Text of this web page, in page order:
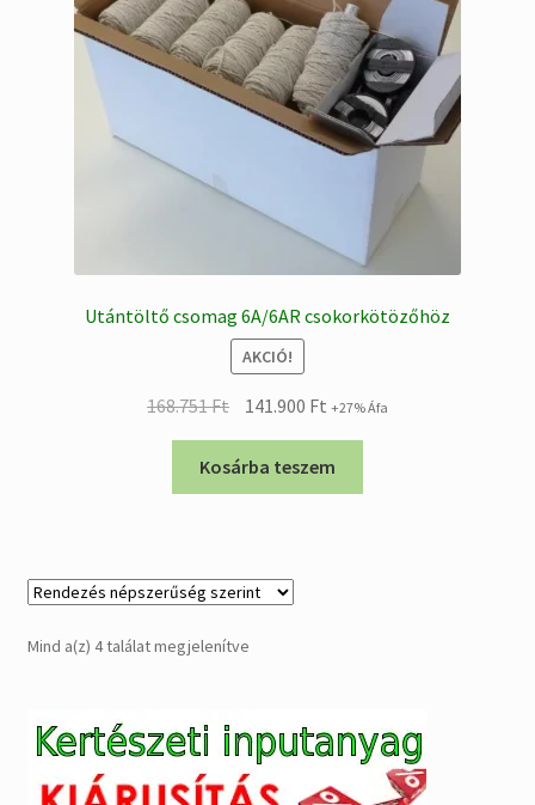
Utántöltő csomag 6A/6AR csokorkötözőhöz
AKCIÓ!
168.751Ft
Original
was:
168.751 Ft.
141.900 FtCurrent
is:
141.900 Ft.
+27% Áfa
Kosárba teszem
Mind a(z) 4 találat megjelenítveSorted